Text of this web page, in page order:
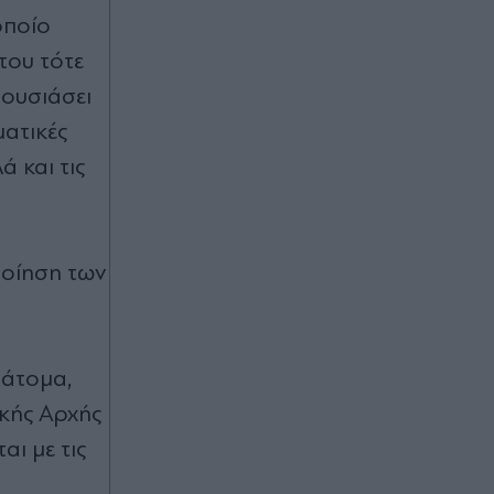
τότε
και τις
των
άτομα,
Αρχής
με τις